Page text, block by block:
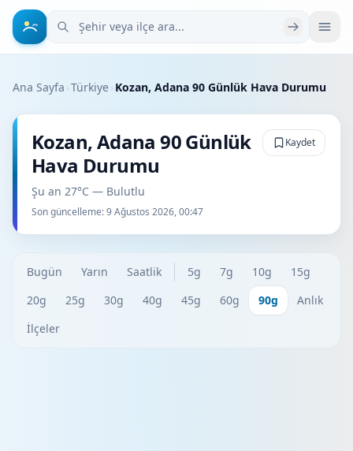
Şehir veya ilçe ara
Ana Sayfa ›Türkiye› Kozan, Adana 90 Günlük Hava Durumu
Kozan, Adana 90 Günlük
Hava Durumu
Şu an 27°C — Bulutlu
Son güncelleme:9 Ağustos 2026, 00:47
Kaydet
Bugün Yarın Saatlik 5g 7g 10g
15g
20g
25g 30g 40g 45g 60g 90g
Anlık
İlçeler